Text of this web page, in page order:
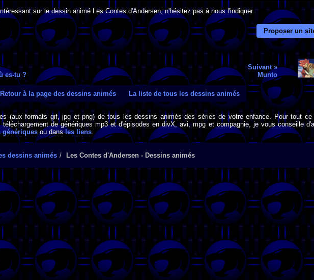
sur le dessin animé Les Contes d'Andersen, n'hésitez pas à nous l'indiquer.
Proposer un
es-tu ?
Suivant »
Munto
Retour à la page des dessins animés La liste de tous les dessins animés
(aux formats gif, jpg et png) de tous les dessins animés des séries de votre enfance. Pour tout ce
de génériques mp3 et d'épisodes en divX, avi, mpg et compagnie, je vous conseille
génériquesou dansles liens.
dessins animés Les Contes d'Andersen - Dessins animés